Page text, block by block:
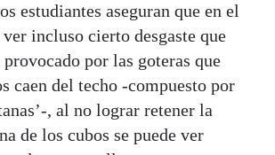
estudiantes aseguran que en el
ver incluso cierto desgaste que
por las goteras que
caen del techo -compuesto por
, al no lograr retener la
de los cubos se puede ver